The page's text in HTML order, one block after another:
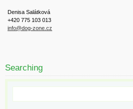
Denisa Salátková
+420 775 103 013
info@dog-zone.cz
Searching